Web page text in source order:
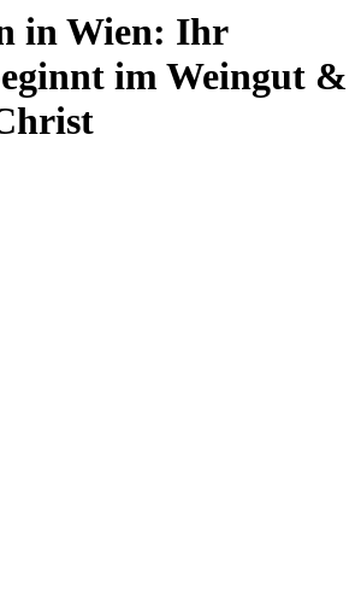
in Wien: Ihr
im Weingut &